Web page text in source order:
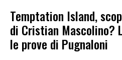
Temptation Island,
di Cristian Mascolino?
le prove di Pugnaloni